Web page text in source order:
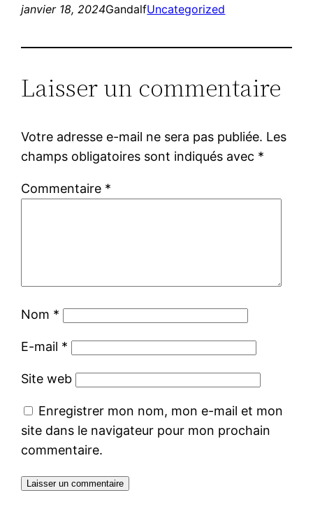
janvier 18, 2024GandalfUncategorized
Laisser un commentaire
Votre adresse e-mail ne sera pas publiée. Les
champs obligatoires sont indiqués avec *
Commentaire *
Nom *
E-mail *
Site web
Enregistrer mon nom, mon e-mail et mon
site dans le navigateur pour mon prochain
commentaire.